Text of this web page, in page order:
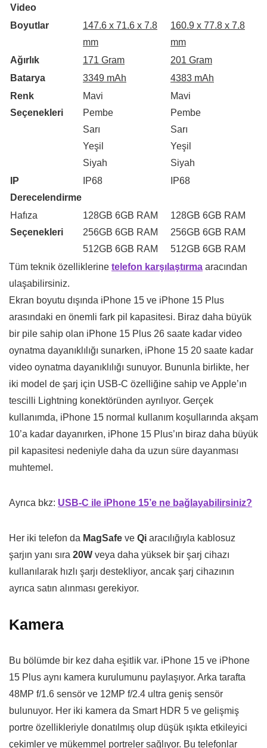
Video
Boyutlar
147.6 x 71.6 x 7.8
mm
160.9 x 77.8 x 7.8
mm
Ağırlık
171 Gram
201 Gram
Batarya
3349 mAh
4383 mAh
Renk
Seçenekleri
Mavi
Pembe
Sarı
Yeşil
Siyah
Mavi
Pembe
Sarı
Yeşil
Siyah
IP
Derecelendirme
IP68 IP68
Hafıza
Seçenekleri
128GB 6GB RAM
256GB 6GB RAM
512GB 6GB RAM
128GB 6GB RAM
256GB 6GB RAM
512GB 6GB RAM
Tüm teknik özelliklerine telefon karşılaştırma aracından
ulaşabilirsiniz.
Ekran boyutu dışında iPhone 15 ve iPhone 15 Plus
arasındaki en önemli fark pil kapasitesi. Biraz daha büyük
bir pile sahip olan iPhone 15 Plus 26 saate kadar video
oynatma dayanıklılığı sunarken, iPhone 15 20 saate kadar
video oynatma dayanıklılığı sunuyor. Bununla birlikte, her
iki model de şarj için USB-C özelliğine sahip ve Apple’ın
tescilli Lightning konektöründen ayrılıyor. Gerçek
kullanımda, iPhone 15 normal kullanım koşullarında akşam
10’a kadar dayanırken, iPhone 15 Plus’ın biraz daha büyük
pil kapasitesi nedeniyle daha da uzun süre dayanması
muhtemel.
Ayrıca bkz: USB-C ile iPhone 15’e ne bağlayabilirsiniz?
Her iki telefon da MagSafe ve Qi aracılığıyla kablosuz
şarjın yanı sıra 20W veya daha yüksek bir şarj cihazı
kullanılarak hızlı şarjı destekliyor, ancak şarj cihazının
ayrıca satın alınması gerekiyor.
Kamera
Bu bölümde bir kez daha eşitlik var. iPhone 15 ve iPhone
15 Plus aynı kamera kurulumunu paylaşıyor. Arka tarafta
48MP f/1.6 sensör ve 12MP f/2.4 ultra geniş sensör
bulunuyor. Her iki kamera da Smart HDR 5 ve gelişmiş
portre özellikleriyle donatılmış olup düşük ışıkta etkileyici
çekimler ve mükemmel portreler sağlıyor. Bu telefonlar